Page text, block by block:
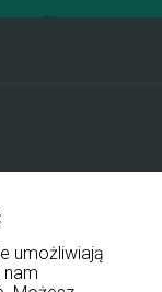
umożliwiają
nam